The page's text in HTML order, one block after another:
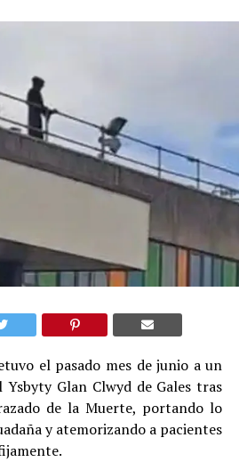
el pasado mes de junio a un
Glan Clwyd de Gales tras
de la Muerte, portando lo
y atemorizando a pacientes